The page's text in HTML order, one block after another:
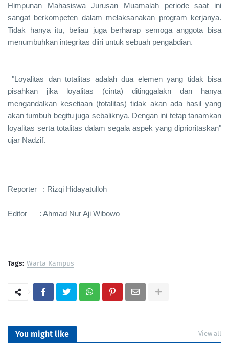
Himpunan Mahasiswa Jurusan Muamalah periode saat ini
sangat berkompeten dalam melaksanakan program kerjanya.
Tidak hanya itu, beliau juga berharap semoga anggota bisa
menumbuhkan integritas diiri untuk sebuah pengabdian.
"Loyalitas dan totalitas adalah dua elemen yang tidak bisa
pisahkan jika loyalitas (cinta) ditinggalakn dan hanya
mengandalkan kesetiaan (totalitas) tidak akan ada hasil yang
akan tumbuh begitu juga sebaliknya. Dengan ini tetap tanamkan
loyalitas serta totalitas dalam segala aspek yang diprioritaskan"
ujar Nadzif.
Reporter : Rizqi Hidayatulloh
Editor : Ahmad Nur Aji Wibowo
Tags: Warta Kampus
You might like View all